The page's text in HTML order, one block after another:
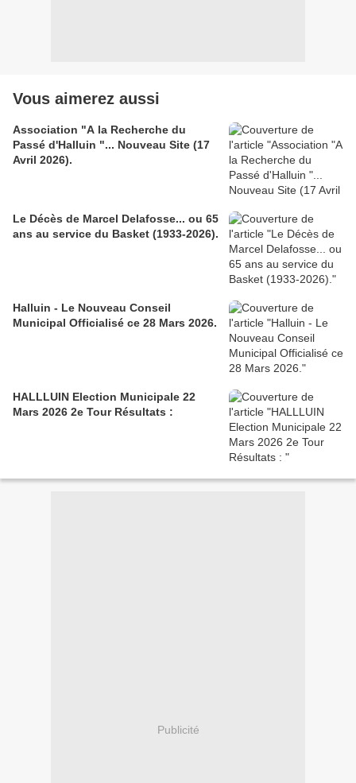
Vous aimerez aussi
Association "A la Recherche du
Passé d'Halluin "... Nouveau Site (17
Avril 2026).
Le Décès de Marcel Delafosse... ou 65
ans au service du Basket (1933-2026).
Halluin - Le Nouveau Conseil
Municipal Officialisé ce 28 Mars 2026.
HALLLUIN Election Municipale 22
Mars 2026 2e Tour Résultats :
Publicité